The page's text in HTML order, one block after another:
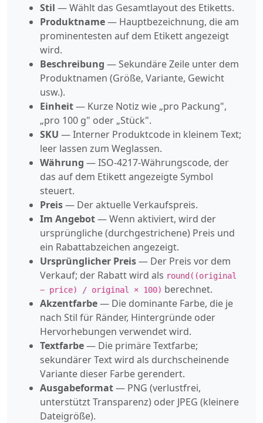
Stil — Wählt das Gesamtlayout des Etiketts.
Produktname— Hauptbezeichnung, die am
prominentesten auf dem Etikett angezeigt
wird.
Beschreibung — Sekundäre Zeile unter dem
Produktnamen (Größe, Variante, Gewicht
usw.).
Einheit— Kurze Notiz wie „pro Packung",
„pro 100 g" oder „Stück".
SKU — Interner Produktcode in kleinem Text;
leer lassen zum Weglassen.
Währung — ISO-4217-Währungscode, der
das auf dem Etikett angezeigte Symbol
steuert.
Preis— Der aktuelle Verkaufspreis.
Im Angebot— Wenn aktiviert, wird der
ursprüngliche (durchgestrichene) Preis und
ein Rabattabzeichen angezeigt.
Ursprünglicher Preis— Der Preis vor dem
Verkauf; der Rabatt wird als round((original
− price) / original × 100) berechnet.
Akzentfarbe— Die dominante Farbe, die je
nach Stil für Ränder, Hintergründe oder
Hervorhebungen verwendet wird.
Textfarbe— Die primäre Textfarbe;
sekundärer Text wird als durchscheinende
Variante dieser Farbe gerendert.
Ausgabeformat— PNG (verlustfrei,
unterstützt Transparenz) oder JPEG (kleinere
Dateigröße).